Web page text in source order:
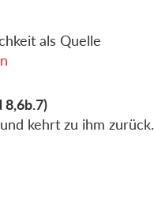
als Quelle
8,6b.7)
kehrt zu ihm zurück.